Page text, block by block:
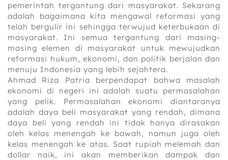
pemerintah tergantung dari masyarakat. Sekarang
adalah bagaimana kita mengawal reformasi yang
telah bergulir ini sehingga terwujud keterbukaan di
masyarakat. Ini semua tergantung dari masing-
masing elemen di masyarakat untuk mewujudkan
reformasi hukum, ekonomi, dan politik berjalan dan
menuju Indonesia yang lebih sejahtera.
Ahmad Riza Patria berpendapat bahwa masalah
ekonomi di negeri ini adalah suatu permasalahan
yang pelik. Permasalahan ekonomi diantaranya
adalah daya beli masyarakat yang rendah, dimana
daya beli yang rendah ini tidak hanya dirasakan
oleh kelas menengah ke bawah, namun juga oleh
kelas menengah ke atas. Saat rupiah melemah dan
dollar naik, ini akan memberikan dampak dan